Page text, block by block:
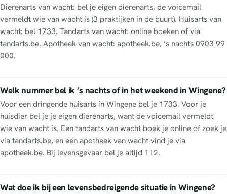
Dierenarts van wacht: bel je eigen dierenarts, de voicemail
vermeldt wie van wacht is (3 praktijken in de buurt). Huisarts van
wacht: bel 1733. Tandarts van wacht: online boeken of via
tandarts.be. Apotheek van wacht: apotheek.be, ’s nachts 0903 99
000.
Welk nummer bel ik ’s nachts of in het weekend in Wingene?
Voor een dringende huisarts in Wingene bel je 1733. Voor je
huisdier bel je je eigen dierenarts, want de voicemail vermeldt
wie van wacht is. Een tandarts van wacht boek je online of zoek je
via tandarts.be, en een apotheek van wacht vind je via
apotheek.be. Bij levensgevaar bel je altijd 112.
Wat doe ik bij een levensbedreigende situatie in Wingene?